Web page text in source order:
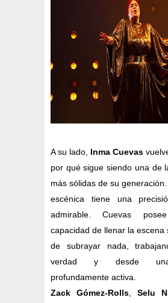
A su lado, Inma Cuevas
por qué sigue siendo una de
más sólidas de su
escénica tiene una
admirable. Cuevas
capacidad de llenar la escena
de subrayar nada,
verdad y desde
profundamente activa.
Zack Gómez-Rolls, Selu